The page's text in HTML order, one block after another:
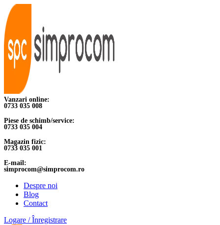
Vanzari online:
0733 035 008
Piese de schimb/service:
0733 035 004
Magazin fizic:
0733 035 001
E-mail:
simprocom@simprocom.ro
Despre noi
Blog
Contact
Logare / Înregistrare